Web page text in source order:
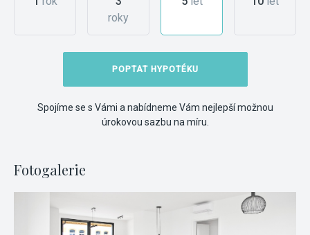
roky
POPTAT HYPOTÉKU
Spojíme se s Vámi a nabídneme Vám nejlepší možnou
úrokovou sazbu na míru.
Fotogalerie